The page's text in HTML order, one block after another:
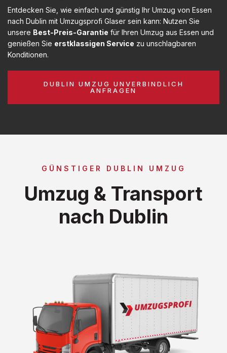
Entdecken Sie, wie einfach und günstig Ihr Umzug von Essen
nach Dublin mit Umzugsprofi Glaser sein kann: Nutzen Sie
unsere Best-Preis-Garantie für Ihren Umzug aus Essen und
genießen Sie erstklassigen Service zu unschlagbaren
Konditionen.
DUBLIN UMZUG UNVERBINDLICH
ANFRAGEN
GÜNSTIGER DUBLIN UMZUG
Umzug & Transport
nach Dublin